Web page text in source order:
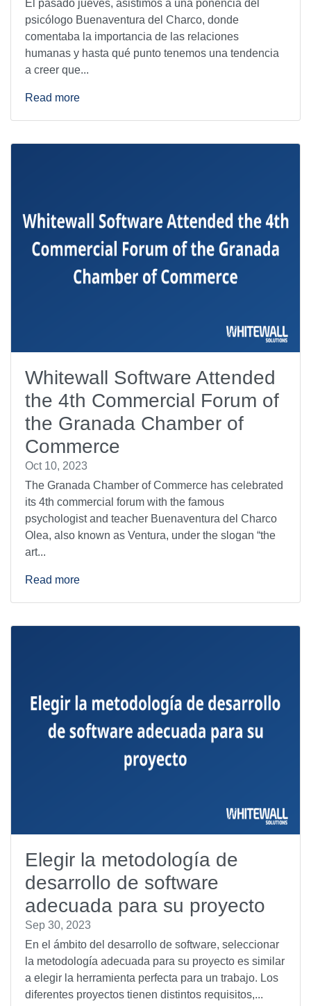
El pasado jueves, asistimos a una ponencia del
psicólogo Buenaventura del Charco, donde
comentaba la importancia de las relaciones
humanas y hasta qué punto tenemos una tendencia
a creer que...
Read more
Whitewall Software Attended
the 4th Commercial Forum of
the Granada Chamber of
Commerce
Oct 10, 2023
The Granada Chamber of Commerce has celebrated
its 4th commercial forum with the famous
psychologist and teacher Buenaventura del Charco
Olea, also known as Ventura, under the slogan “the
art...
Read more
Elegir la metodología de
desarrollo de software
adecuada para su proyecto
Sep 30, 2023
En el ámbito del desarrollo de software, seleccionar
la metodología adecuada para su proyecto es similar
a elegir la herramienta perfecta para un trabajo. Los
diferentes proyectos tienen distintos requisitos,...